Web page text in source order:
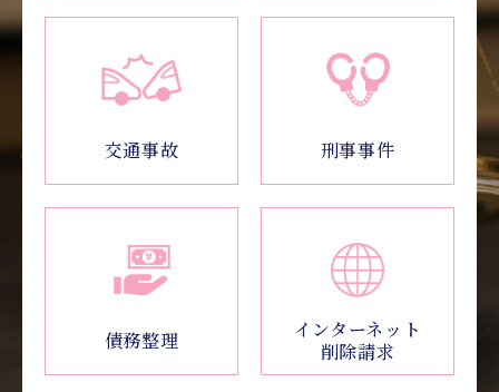
交通事故 刑事事件
債務整理
インターネット
削除請求